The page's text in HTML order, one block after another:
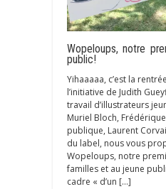
Wopeloups, notre
public!
Yihaaaaa, c’est la
l’initiative de Judith
travail d’illustrateurs
Muriel Bloch,
publique, Laurent
du label, nous vous
Wopeloups, notre
familles et au jeune
cadre « d’un […]